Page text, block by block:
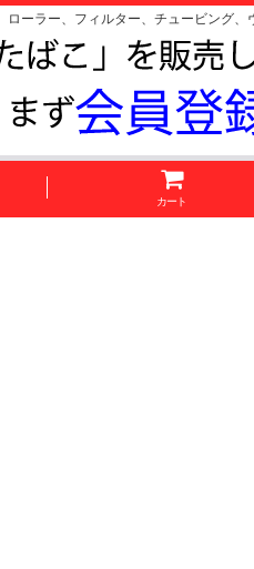
ーラー、フィルター、チュービング、
カート